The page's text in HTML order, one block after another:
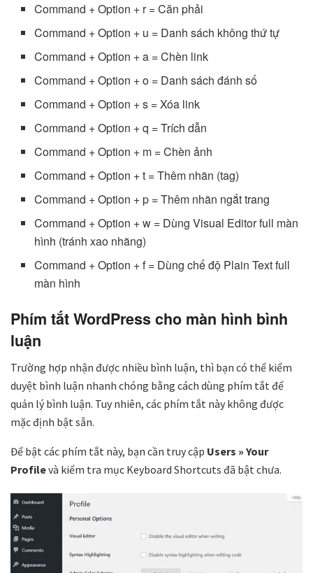
Command + Option + r = Căn phải
Command + Option + u = Danh sách không thứ tự
Command + Option + a = Chèn link
Command + Option + o = Danh sách đánh số
Command + Option + s = Xóa link
Command + Option + q = Trích dẫn
Command + Option + m = Chèn ảnh
Command + Option + t = Thêm nhãn (tag)
Command + Option + p = Thêm nhãn ngắt trang
Command + Option + w = Dùng Visual Editor full màn
hình (tránh xao nhãng)
Command + Option + f = Dùng chế độ Plain Text full
màn hình
Phím tắt WordPress cho màn hình bình
luận
Trường hợp nhận được nhiều bình luận, thì bạn có thể kiểm
duyệt bình luận nhanh chóng bằng cách dùng phím tắt để
quản lý bình luận. Tuy nhiên, các phím tắt này không được
mặc định bật sẵn.
Để bật các phím tắt này, bạn cần truy cập Users » Your
Profilevà kiểm tra mục Keyboard Shortcuts đã bật chưa.